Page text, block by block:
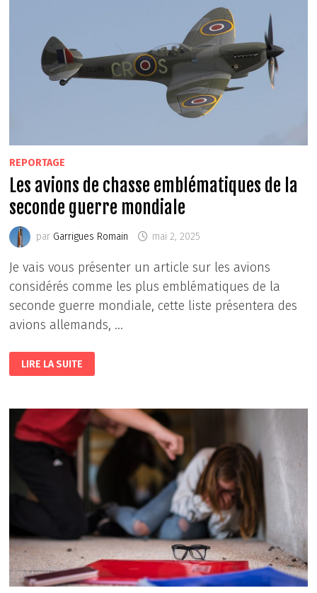
REPORTAGE
Les avions de chasse emblématiques de la
seconde guerre mondiale
par Garrigues Romain mai 2, 2025
Je vais vous présenter un article sur les avions
considérés comme les plus emblématiques de la
seconde guerre mondiale, cette liste présentera des
avions allemands, …
LES
AVIONS
DE
DE
LA
SECONDE
GUERRE
MONDIALE
LIRE LA SUITE